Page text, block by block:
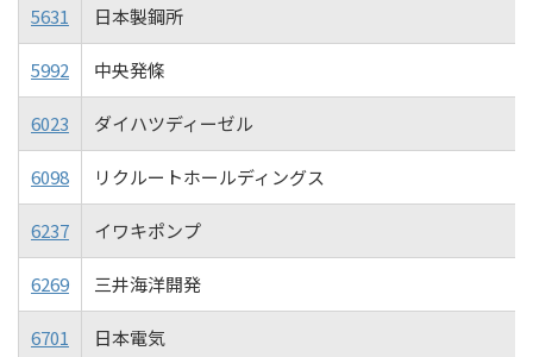
5631 日本製鋼所
5992 中央発條
6023 ダイハツディーゼル
6098 リクルートホールディングス
6237 イワキポンプ
6269 三井海洋開発
6701 日本電気